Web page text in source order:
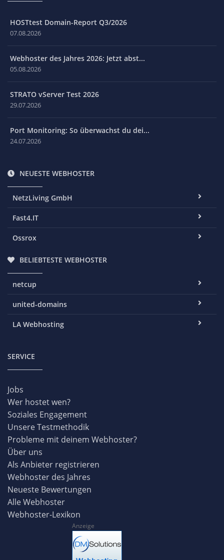
HOSTtest Domain-Report Q3/2026
07.08.2026
Webhoster des Jahres 2026: Jetzt abst...
05.08.2026
STRATO vServer Test 2026
29.07.2026
Port Monitoring: So überwachst du dei...
24.07.2026
NEUESTE WEBHOSTER
NetzLiving GmbH
Fast4.IT
Ossrox
BELIEBTESTE WEBHOSTER
netcup
united-domains
LA Webhosting
SERVICE
Jobs
Wer hostet wen?
Soziales Engagement
Unsere Testmethodik
Probleme mit deinem Webhoster?
Über uns
Als Anbieter registrieren
Webhoster des Jahres
Neueste Bewertungen
Alle Webhoster
Webhoster-Lexikon
Anzeige